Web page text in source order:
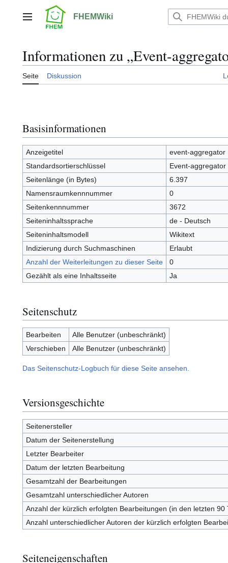
springenHauptmenü FHEMWiki
Informationen zu „Event-
Seite Diskussion
Basisinformationen
Anzeigetitel
event-aggregator
Standardsortierschlüssel
Event-aggregator
Seitenlänge (in Bytes)
6.397
Namensraumkennnummer
0
Seitenkennnummer
3672
Seiteninhaltssprache
de - Deutsch
Seiteninhaltsmodell
Wikitext
Indizierung durch Suchmaschinen
Erlaubt
Anzahl der Weiterleitungen zu dieser Seite
0
Gezählt als eine Inhaltsseite
Ja
Seitenschutz
Bearbeiten
Alle Benutzer (unbeschränkt)
Verschieben
Alle Benutzer (unbeschränkt)
Das Seitenschutz-Logbuch für diese Seite ansehen.
Versionsgeschichte
Seitenersteller
Datum der Seitenerstellung
Letzter Bearbeiter
Datum der letzten Bearbeitung
Gesamtzahl der Bearbeitungen
Gesamtzahl unterschiedlicher Autoren
Anzahl der kürzlich erfolgten Bearbeitungen (in den letzten 90
Anzahl unterschiedlicher Autoren der kürzlich erfolgten
Seiteneigenschaften